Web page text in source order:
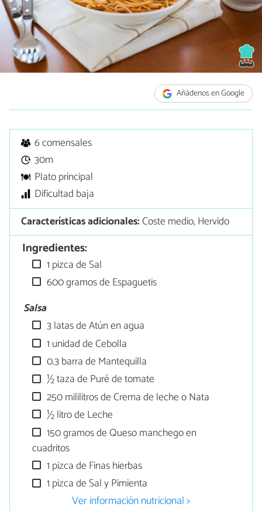
Añádenos en Google
6 comensales
30m
Plato principal
Dificultad baja
Características adicionales:Coste medio, Hervido
Ingredientes:
1 pizca de Sal
600 gramos de Espaguetis
Salsa
3 latas de Atún en agua
1 unidad de Cebolla
0.3 barra de Mantequilla
½ taza de Puré de tomate
250 mililitros de Crema de leche o Nata
½ litro de Leche
150 gramos de Queso manchego en
cuadritos
1 pizca de Finas hierbas
1 pizca de Sal y Pimienta
Ver información nutricional >